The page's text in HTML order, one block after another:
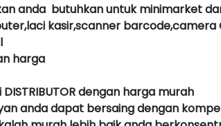
anda butuhkan untuk minimarket
kasir,scanner barcode,camera
harga
dengan harga murah
anda dapat bersaing dengan